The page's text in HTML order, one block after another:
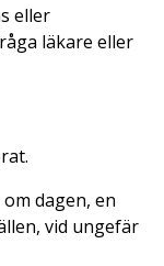
eller
läkare eller
dagen, en
vid ungefär